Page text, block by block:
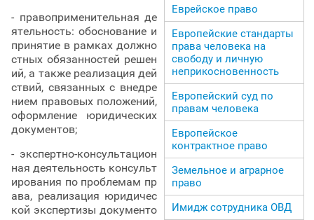
- правоприменительная де
ятельность: обоснование и
принятие в рамках должно
стных обязанностей решен
ий, а также реализация дей
ствий, связанных с внедре
нием правовых положений,
оформление юридических
документов;
- экспертно-консультацион
ная деятельность консульт
ирования по проблемам пр
ава, реализация юридичес
кой экспертизы документо
Еврейское право
Европейские стандарты
права человека на
свободу и личную
неприкосновенность
Европейский суд по
правам человека
Европейское
контрактное право
Земельное и аграрное
право
Имидж сотрудника ОВД